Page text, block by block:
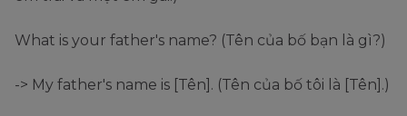
What is your father's name? (Tên của bố bạn là gì?)
-> My father's name is [Tên]. (Tên của bố tôi là [Tên].)